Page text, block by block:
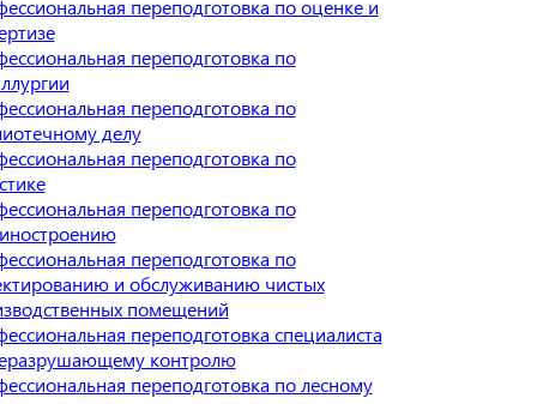
переподготовка по оценке и
переподготовка по
переподготовка по
делу
переподготовка по
переподготовка по
переподготовка по
и обслуживанию чистых
помещений
переподготовка специалиста
контролю
переподготовка по лесному